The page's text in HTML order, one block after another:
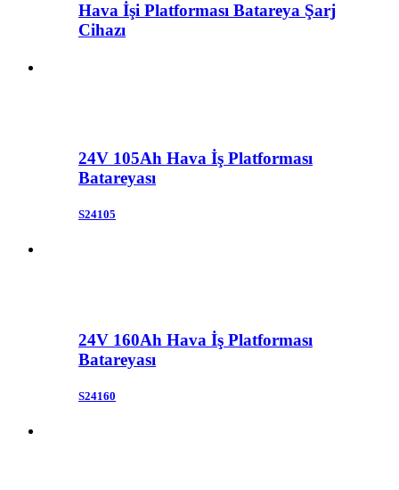
Hava İşi Platforması Batareya Şarj
Cihazı
24V 105Ah Hava İş Platforması
Batareyası
S24105
24V 160Ah Hava İş Platforması
Batareyası
S24160